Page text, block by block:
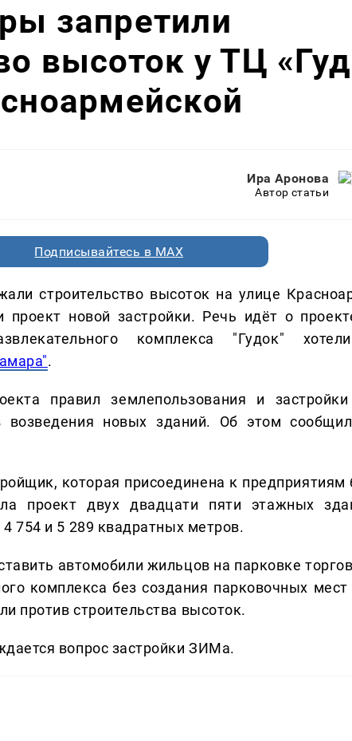
запретили
высоток у ТЦ
Ира Аронова
Автор статьи
Подписывайтесь в MAX
строительство высоток на улице
проект новой застройки. Речь идёт о
комплекса "Гудок"
.
правил землепользования и
возведения новых зданий. Об этом
которая присоединена к предприятиям
проект двух двадцати пяти этажных
754 и 5 289 квадратных метров.
автомобили жильцов на парковке
комплекса без создания парковочных
против строительства высоток.
вопрос застройки ЗИМа.